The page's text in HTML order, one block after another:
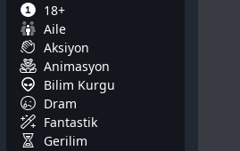
18+
Aile
Aksiyon
Animasyon
Bilim Kurgu
Dram
Fantastik
Gerilim